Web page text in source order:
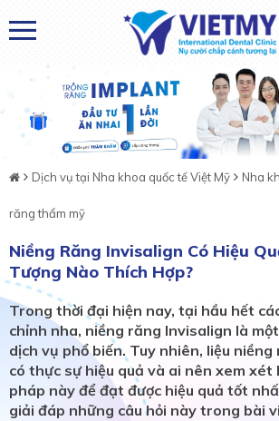
Dịch vụ tại Nha khoa quốc tế Việt Mỹ Nha
răng thẩm mỹ
Niềng Răng Invisalign Có Hiệu
Tượng Nào Thích Hợp?
Trong thời đại hiện nay, tại hầu hết
chỉnh nha, niềng răng Invisalign là
dịch vụ phổ biến. Tuy nhiên, liệu
có thực sự hiệu quả và ai nên xem xét
pháp này để đạt được hiệu quả tốt
giải đáp những câu hỏi này trong bài